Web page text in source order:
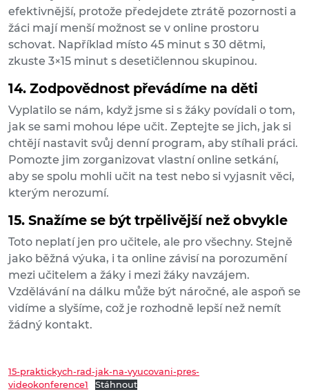
efektivnější, protože předejdete ztrátě pozornosti a
žáci mají menší možnost se v online prostoru
schovat. Například místo 45 minut s 30 dětmi,
zkuste 3×15 minut s desetičlennou skupinou.
14. Zodpovědnost převádíme na děti
Vyplatilo se nám, když jsme si s žáky povídali o tom,
jak se sami mohou lépe učit. Zeptejte se jich, jak si
chtějí nastavit svůj denní program, aby stíhali práci.
Pomozte jim zorganizovat vlastní online setkání,
aby se spolu mohli učit na test nebo si vyjasnit věci,
kterým nerozumí.
15. Snažíme se být trpělivější než obvykle
Toto neplatí jen pro učitele, ale pro všechny. Stejně
jako běžná výuka, i ta online závisí na porozumění
mezi učitelem a žáky i mezi žáky navzájem.
Vzdělávání na dálku může být náročné, ale aspoň se
vidíme a slyšíme, což je rozhodně lepší než nemít
žádný kontakt.
15-praktickych-rad-jak-na-vyucovani-pres-
videokonference1
Stáhnout